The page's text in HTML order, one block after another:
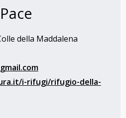
della Maddalena
i-rifugi/rifugio-della-